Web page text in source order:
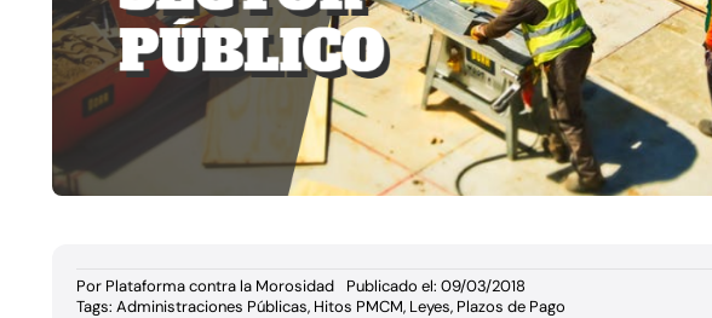
Por Plataforma contra la Morosidad
Publicado el: 09/03/2018
Tags: Administraciones Públicas, Hitos PMCM, Leyes, Plazos de Pago